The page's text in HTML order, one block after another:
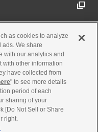
as cookies to analyze
ads. We share
with our analytics and
with other information
have collected from
" to see more details
period of each
sharing of your
[Do Not Sell or Share
right.